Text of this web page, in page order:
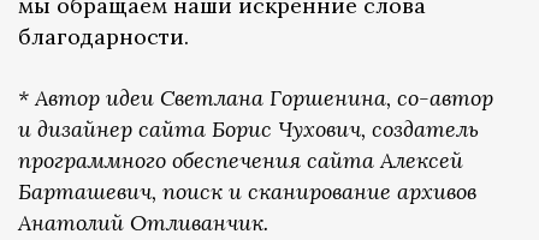
благодарности.
* Автор идеи Светлана Горшенина, со-автор
и дизайнер сайта Борис Чухович, создатель
программного обеспечения сайта Алексей
Барташевич, поиск и сканирование архивов
Анатолий Отливанчик.